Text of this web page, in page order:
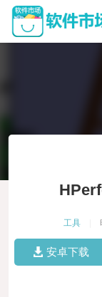
工具
安卓下载